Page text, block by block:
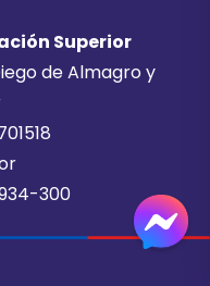
Superior
de Almagro y
300